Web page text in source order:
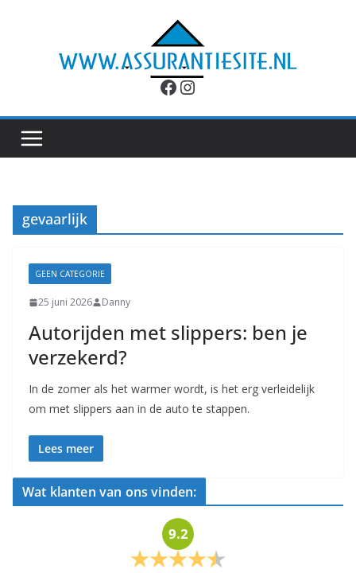
Facebook
Instagram
gevaarlijk
GEEN CATEGORIE
25 juni 2026 Danny
Autorijden met slippers: ben je
verzekerd?
In de zomer als het warmer wordt, is het erg verleidelijk
om met slippers aan in de auto te stappen.
Lees meer
Wat klanten van ons vinden:
9.2